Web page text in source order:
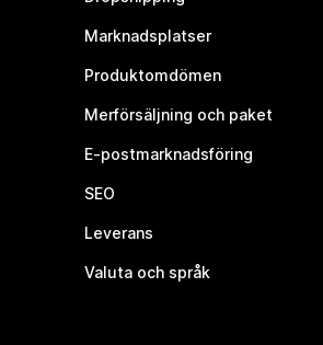
Marknadsplatser
Produktomdömen
Merförsäljning och paket
E-postmarknadsföring
SEO
Leverans
Valuta och språk